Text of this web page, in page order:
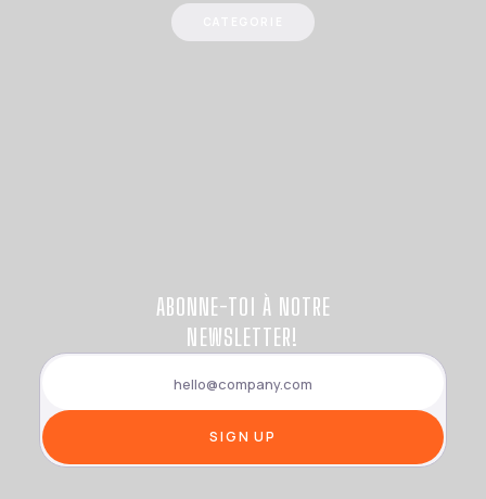
ABONNE-TOI À NOTRE
NEWSLETTER!